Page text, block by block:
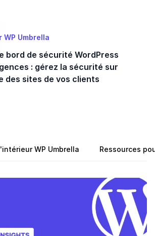
Umbrella
bord de sécurité WordPress
: gérez la sécurité sur
des sites de vos clients
WP Umbrella Ressources